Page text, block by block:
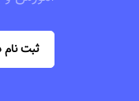
نمي
ثبت نام در دوره